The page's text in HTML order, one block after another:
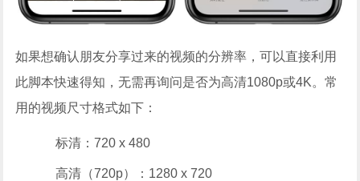
如果想确认朋友分享过来的视频的分辨率，可以直接利用
此脚本快速得知，无需再询问是否为高清1080p或4K。常
用的视频尺寸格式如下：
标清：720 x 480
高清（720p）：1280 x 720